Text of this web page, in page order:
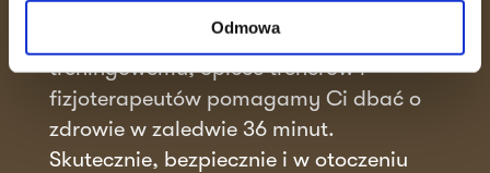
Odmowa
spotyka się ze wspierającą atmosferą.
Dzięki unikalnemu systemowi
treningowemu, opiece trenerów i
fizjoterapeutów pomagamy Ci dbać o
zdrowie w zaledwie 36 minut.
Skutecznie, bezpiecznie i w otoczeniu